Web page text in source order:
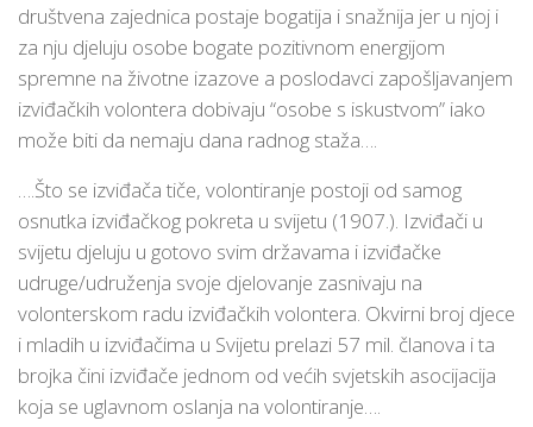
društvena zajednica postaje bogatija i snažnija jer u njoj i
za nju djeluju osobe bogate pozitivnom energijom
spremne na životne izazove a poslodavci zapošljavanjem
izviđačkih volontera dobivaju “osobe s iskustvom” iako
može biti da nemaju dana radnog staža….
….Što se izviđača tiče, volontiranje postoji od samog
osnutka izviđačkog pokreta u svijetu (1907.). Izviđači u
svijetu djeluju u gotovo svim državama i izviđačke
udruge/udruženja svoje djelovanje zasnivaju na
volonterskom radu izviđačkih volontera. Okvirni broj djece
i mladih u izviđačima u Svijetu prelazi 57 mil. članova i ta
brojka čini izviđače jednom od većih svjetskih asocijacija
koja se uglavnom oslanja na volontiranje….